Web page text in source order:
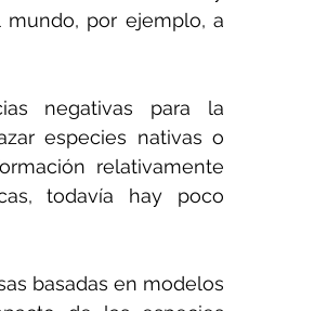
por ejemplo, a
negativas para la
especies nativas o
relativamente
todavía hay poco
basadas en modelos